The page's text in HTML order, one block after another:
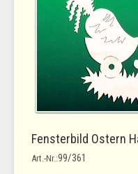
Fensterbild Ostern
Art.-Nr.:99/361